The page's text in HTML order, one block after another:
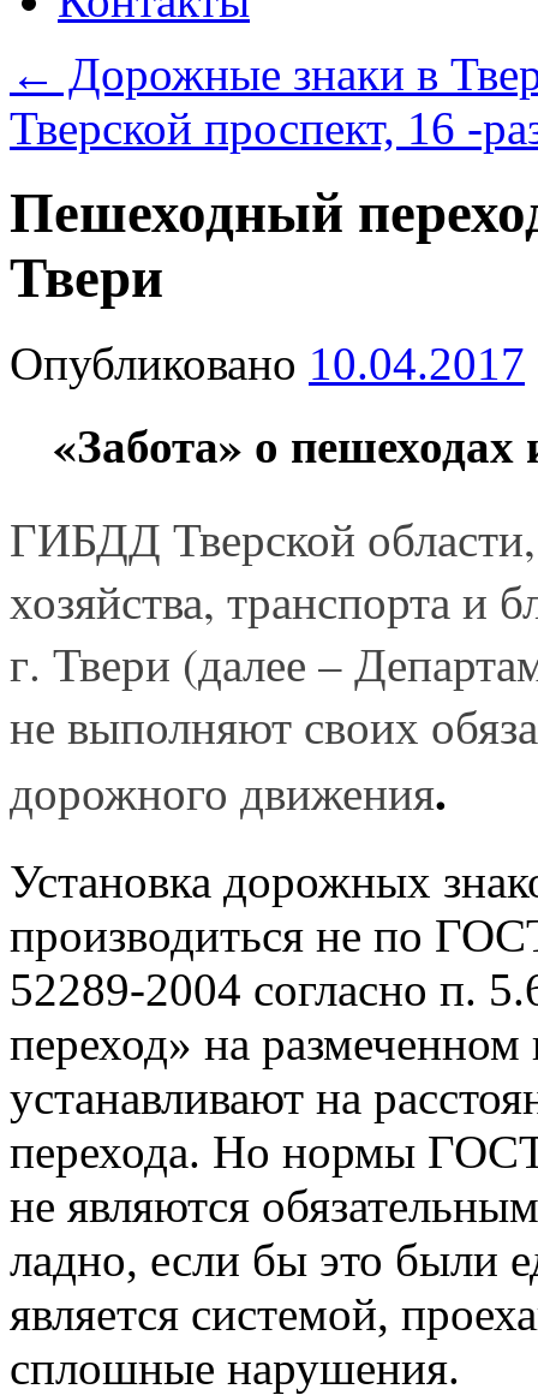
← Дорожные знаки в
Тверской проспект, 16 -
Пешеходный
Твери
Опубликовано 10.04.2017
«Забота» о пешеходах
ГИБДД Тверской
хозяйства, транспорта и
г. Твери (далее –
не выполняют своих
дорожного движения.
Установка дорожных
производиться не по
52289-2004 согласно п.
переход» на
устанавливают на
перехода. Но нормы
не являются
ладно, если бы это были
является системой,
сплошные нарушения.